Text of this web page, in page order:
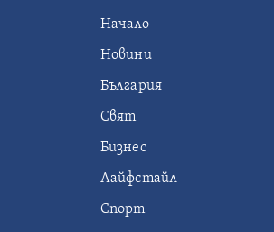
Начало
Новини
България
Свят
Бизнес
Лайфстайл
Спорт